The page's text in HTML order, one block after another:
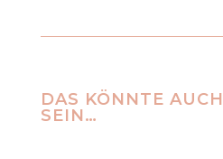
DAS KÖNNTE
SEIN…